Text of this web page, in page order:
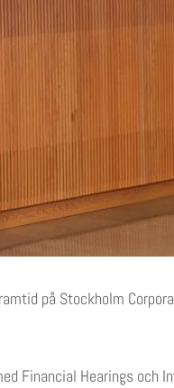
på Stockholm
Financial Hearings och